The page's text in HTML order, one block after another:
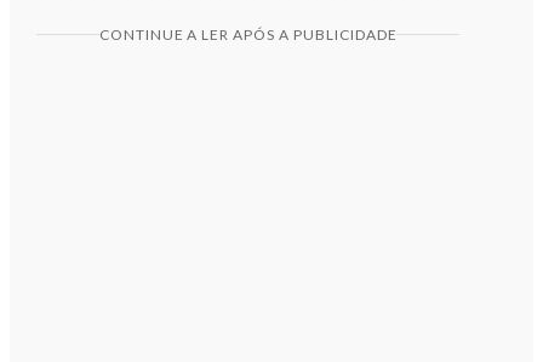
CONTINUE A LER APÓS A PUBLICIDADE